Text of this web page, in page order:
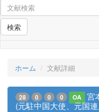
検索
ホーム 文献詳細
28 0 0 0 OA
宮
(元駐中国大使、元国